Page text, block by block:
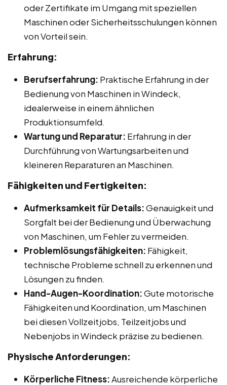
oder Zertifikate im Umgang mit speziellen
Maschinen oder Sicherheitsschulungen können
von Vorteil sein.
Erfahrung:
Berufserfahrung: Praktische Erfahrung in der
Bedienung von Maschinen in Windeck,
idealerweise in einem ähnlichen
Produktionsumfeld.
Wartung und Reparatur: Erfahrung in der
Durchführung von Wartungsarbeiten und
kleineren Reparaturen an Maschinen.
Fähigkeiten und Fertigkeiten:
Aufmerksamkeit für Details:Genauigkeit und
Sorgfalt bei der Bedienung und Überwachung
von Maschinen, um Fehler zu vermeiden.
Problemlösungsfähigkeiten: Fähigkeit,
technische Probleme schnell zu erkennen und
Lösungen zu finden.
Hand-Augen-Koordination:Gute motorische
Fähigkeiten und Koordination, um Maschinen
bei diesen Vollzeitjobs, Teilzeitjobs und
Nebenjobs in Windeck präzise zu bedienen.
Physische Anforderungen:
Körperliche Fitness:Ausreichende körperliche